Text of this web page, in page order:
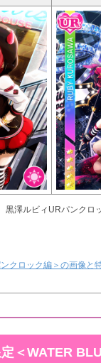
黒澤ルビィURパンクロ
クロック編＞の画像と
＜WATER